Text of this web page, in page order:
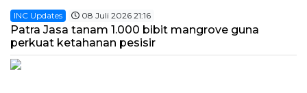
INC Updates 08 Juli 2026 21:16
Patra Jasa tanam 1.000 bibit mangrove guna
perkuat ketahanan pesisir